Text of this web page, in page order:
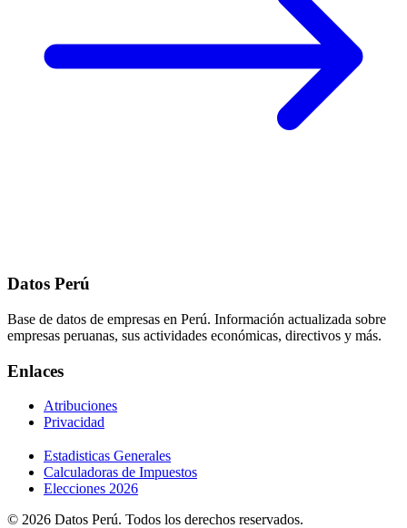
Datos Perú
Base de datos de empresas en Perú. Información actualizada sobre
empresas peruanas, sus actividades económicas, directivos y más.
Enlaces
Atribuciones
Privacidad
Estadisticas Generales
Calculadoras de Impuestos
Elecciones 2026
© 2026 Datos Perú. Todos los derechos reservados.